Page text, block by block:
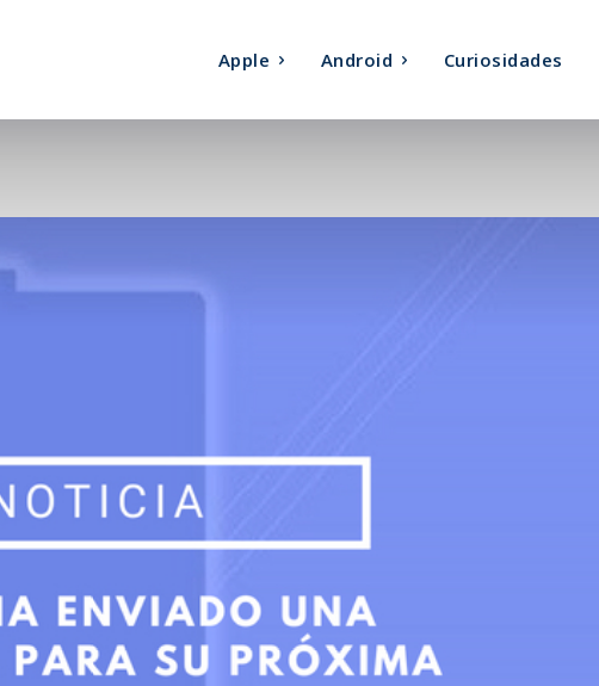
Apple Android Curiosidades